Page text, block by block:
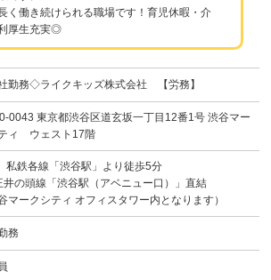
く働き続けられる職場です！育児休暇・介
厚生充実◎
勤務◇ライクキッズ株式会社 【労務】
0043 東京都渋谷区道玄坂一丁目12番1号 渋谷マー
ィ ウェスト17階
私鉄各線「渋谷駅」より徒歩5分
井の頭線「渋谷駅（アベニュー口）」直結
谷マークシティ オフィスタワー内となります）
務